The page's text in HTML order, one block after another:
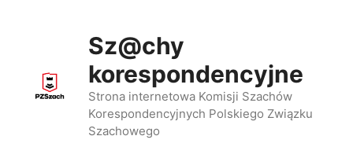
Sz@chy
korespondencyjne
Strona internetowa Komisji Szachów
Korespondencyjnych Polskiego Związku
Szachowego